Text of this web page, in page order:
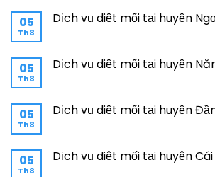
05
Th8
Dịch vụ diệt mối tại huyện
05
Th8
Dịch vụ diệt mối tại huyện
05
Th8
Dịch vụ diệt mối tại huyện
05
Th8
Dịch vụ diệt mối tại huyện